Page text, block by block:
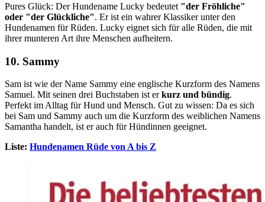
Pures Glück: Der Hundename Lucky bedeutet "der Fröhliche"
oder "der Glückliche". Er ist ein wahrer Klassiker unter den
Hundenamen für Rüden. Lucky eignet sich für alle Rüden, die mit
ihrer munteren Art ihre Menschen aufheitern.
10. Sammy
Sam ist wie der Name Sammy eine englische Kurzform des Namens
Samuel. Mit seinen drei Buchstaben ist erkurz und bündig.
Perfekt im Alltag für Hund und Mensch. Gut zu wissen: Da es sich
bei Sam und Sammy auch um die Kurzform des weiblichen Namens
Samantha handelt, ist er auch für Hündinnen geeignet.
Liste: Hundenamen Rüde von A bis Z